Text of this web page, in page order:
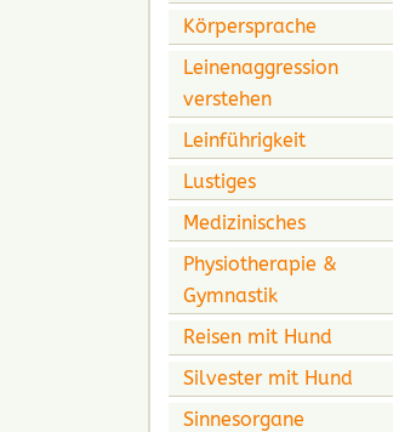
Körpersprache
Leinenaggression
verstehen
Leinführigkeit
Lustiges
Medizinisches
Physiotherapie &
Gymnastik
Reisen mit Hund
Silvester mit Hund
Sinnesorgane